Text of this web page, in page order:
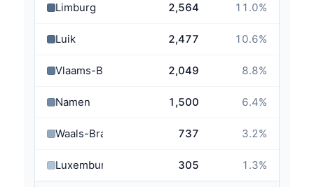
Limburg 2,564 11.0%
Luik 2,477 10.6%
Vlaams-Brabant 2,049 8.8%
Namen 1,500 6.4%
Waals-Brabant 737 3.2%
Luxemburg 305 1.3%